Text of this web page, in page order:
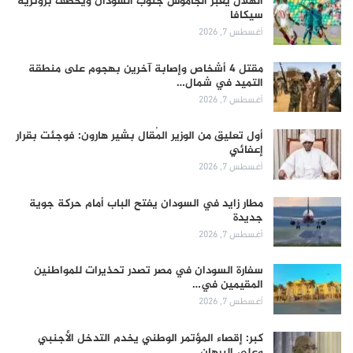
سيكافا
أغسطس 7, 2026
مقتل 4 أشخاص وإصابة آخرين بهجوم على منطقة
التميد في شمال…
أغسطس 7, 2026
أول تعليق من الوزير المُقال بشير هارون: فوجئت بقرار
إعفائي
أغسطس 7, 2026
مطار زايد في السودان يفتح الباب أمام حركة جوية
جديدة
أغسطس 7, 2026
سفارة السودان في مصر تصدر تحذيرات للمواطنين
المقيمين في…
أغسطس 7, 2026
كبر: إقصاء المؤتمر الوطني يخدم التدخل الأجنبي